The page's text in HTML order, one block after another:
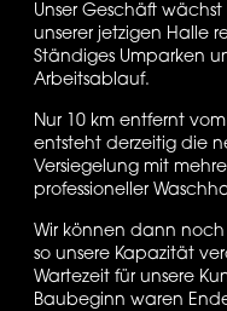
Unser Geschäft
unserer jetzigen Halle
Ständiges Umparken
Arbeitsablauf.
Nur 10 km entfernt
entsteht derzeitig die
Versiegelung mit
professioneller
Wir können dann
so unsere Kapazität
Wartezeit für unsere
Baubeginn waren